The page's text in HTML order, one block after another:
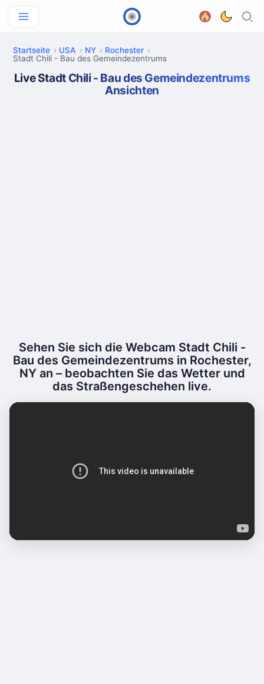
Startseite USA NY
Rochester
Stadt Chili - Bau des Gemeindezentrums
Live Stadt Chili - Bau des Gemeindezentrums
Ansichten
Sehen Sie sich die Webcam Stadt Chili -
Bau des Gemeindezentrums in Rochester,
NY an – beobachten Sie das Wetter und
das Straßengeschehen live.